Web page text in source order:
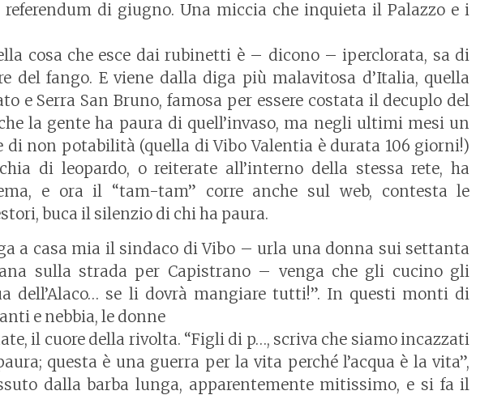
di giugno. Una miccia che inquieta il Palazzo e i
cosa che esce dai rubinetti è – dicono – iperclorata, sa di
del fango. E viene dalla diga più malavitosa d’Italia, quella
e Serra San Bruno, famosa per essere costata il decuplo del
la gente ha paura di quell’invaso, ma negli ultimi mesi un
non potabilità (quella di Vibo Valentia è durata 106 giorni!)
di leopardo, o reiterate all’interno della stessa rete, ha
e ora il “tam-tam” corre anche sul web, contesta le
buca il silenzio di chi ha paura.
a casa mia il sindaco di Vibo – urla una donna sui settanta
sulla strada per Capistrano – venga che gli cucino gli
dell’Alaco… se li dovrà mangiare tutti!”. In questi monti di
e nebbia, le donne
il cuore della rivolta. “Figli di p…, scriva che siamo incazzati
questa è una guerra per la vita perché l’acqua è la vita”,
dalla barba lunga, apparentemente mitissimo, e si fa il